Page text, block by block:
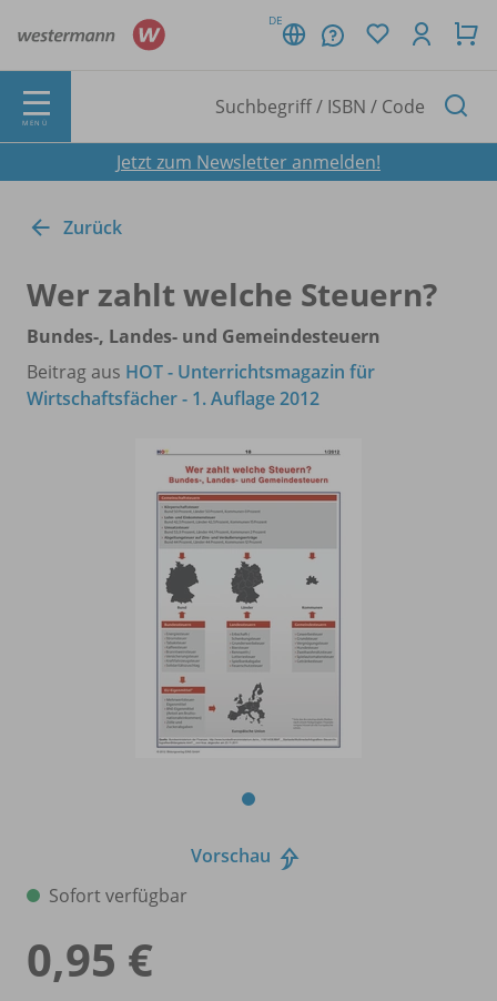
DE
MENÜ
Jetzt zum Newsletter anmelden!
Zurück
Wer zahlt welche Steuern?
Bundes-, Landes- und Gemeindesteuern
Beitrag aus HOT - Unterrichtsmagazin für
Wirtschaftsfächer - 1. Auflage 2012
Vorschau
Sofort verfügbar
0,95 €